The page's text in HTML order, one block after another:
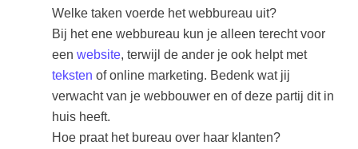
Welke taken voerde het webbureau uit?
Bij het ene webbureau kun je alleen terecht voor
een website, terwijl de ander je ook helpt met
teksten of online marketing. Bedenk wat jij
verwacht van je webbouwer en of deze partij dit in
huis heeft.
Hoe praat het bureau over haar klanten?